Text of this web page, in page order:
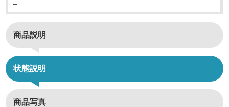
–
商品説明
状態説明
商品写真